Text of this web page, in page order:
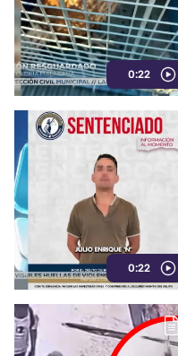
0:22
0:22